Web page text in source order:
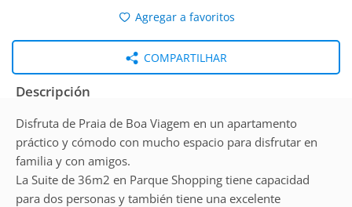
Agregar a favoritos
COMPARTILHAR
Descripción
Disfruta de Praia de Boa Viagem en un apartamento
práctico y cómodo con mucho espacio para disfrutar en
familia y con amigos.
La Suite de 36m2 en Parque Shopping tiene capacidad
para dos personas y también tiene una excelente